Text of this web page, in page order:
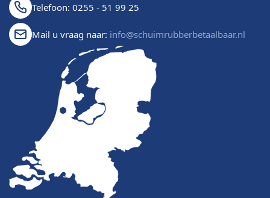
Telefoon: 0255 - 51 99 25
Mail u vraag naar: info@schuimrubberbetaalbaar.nl